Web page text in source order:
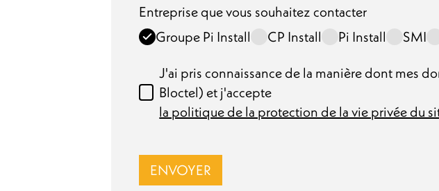
Entreprise que vous souhaitez contacter :
Entreprise que vous souhaitez contacter
Groupe Pi Install
CP Install Pi Install SMI
J'ai pris connaissance de la manière dont mes
Bloctel) et j'accepte
la politique de la protection de la vie privée du
ENVOYER